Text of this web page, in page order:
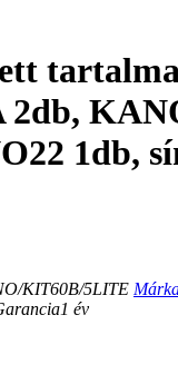
1db,
KIT60B/5LITE
1 év